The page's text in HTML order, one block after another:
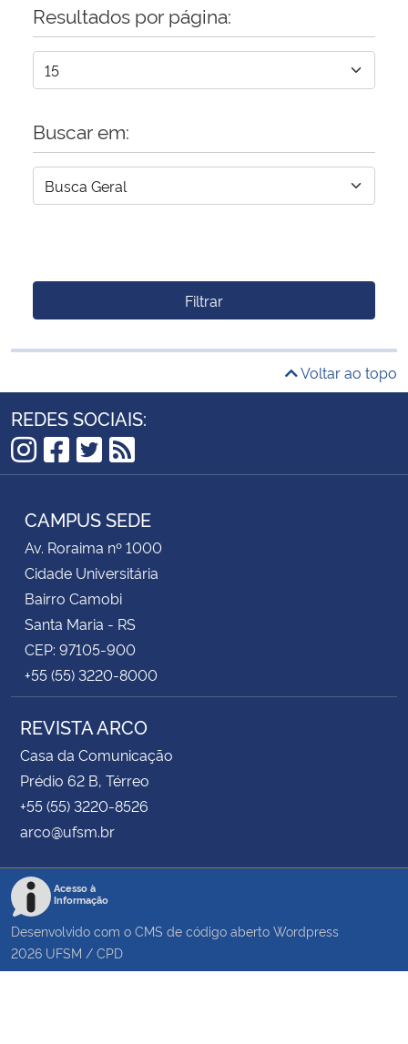
Resultados por página:
Buscar em:
Filtrar
Voltar ao topo
REDES SOCIAIS:
Instagram
Facebook
Twitter
RSS
CAMPUS SEDE
Av. Roraima nº 1000
Cidade Universitária
Bairro Camobi
Santa Maria - RS
CEP: 97105-900
+55 (55) 3220-8000
REVISTA ARCO
Casa da Comunicação
Prédio 62 B, Térreo
+55 (55) 3220-8526
arco@ufsm.br
Acesso à
Informação
Desenvolvido com o CMS de código aberto Wordpress
2026 UFSM / CPD